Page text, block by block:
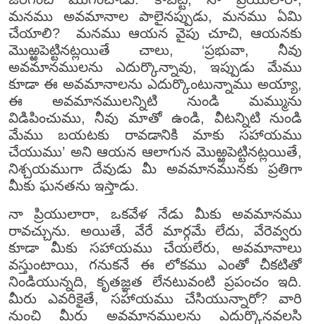
మనము అవమానాల పాలైనప్పుడు, మనము ఏమి
చేయాలి? మనము ఆయన వైపు చూచి, ఆయనకు
మొఱ్ఱపెట్టినట్లయితే చాలు, ‘ప్రభువా, నీవు
అవమానములను ఎదుర్కొన్నావు, ఇప్పుడు మేము
కూడా ఈ అవమానాలను ఎదుర్కొంటున్నాము అయ్యా,
ఈ అవమానములన్నిటి నుండి మమ్మును
విడిపించుము, నీవు మాతో ఉండి, వీటన్నిటి నుండి
మేము బయటకు రావడానికి మాకు సహాయము
చేయుము’ అని ఆయన ఆలాగున మొఱ్ఱపెట్టినట్లయితే,
నిశ్చయముగా దేవుడు మీ అవమానమునకు ప్రతిగా
మీకు ఘనతను ఇస్తాడు.
నా ప్రియులారా, ఒకవేళ నేడు మీకు అవమానము
రావచ్చును. అయితే, వేరే మార్గమే లేదు, వేరెవ్వరు
కూడా మీకు సహాయము చేయలేరు, అవమానాలు
వస్తుంటాయి, గనుకనే ఈ లోకము ఎంతో చీకటితో
నిండియున్నది, కృతజ్ఞత లేనటువంటి ప్రపంచం ఇది.
మీరు ఎవరికైతే, సహాయము చేసియున్నారో? వారి
నుంచి మీరు అవమానములను ఎదుర్కొనవలసి